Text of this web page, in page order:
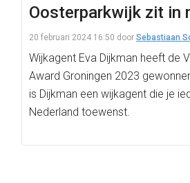
Oosterparkwijk zit in
20 februari 2024 16:50 door Sebastiaan
Wijkagent Eva Dijkman heeft de
Award Groningen 2023
is Dijkman een wijkagent die je
Nederland toewenst.